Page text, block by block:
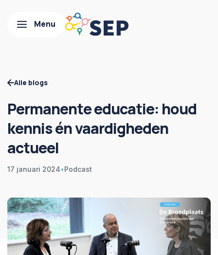
Alle blogs
Permanente educatie: houd
kennis én vaardigheden
actueel
17 januari 2024•Podcast